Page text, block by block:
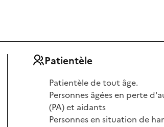
Patientèle
Patientèle de tout âge.
Personnes âgées en perte
(PA) et aidants
Personnes en situation de